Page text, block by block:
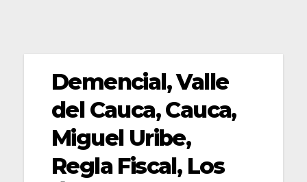
Demencial, Valle
del Cauca, Cauca,
Miguel Uribe,
Regla Fiscal, Los